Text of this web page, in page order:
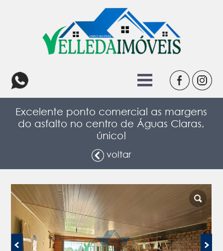
Excelente ponto comercial as margens
do asfalto no centro de Águas Claras,
único!
voltar